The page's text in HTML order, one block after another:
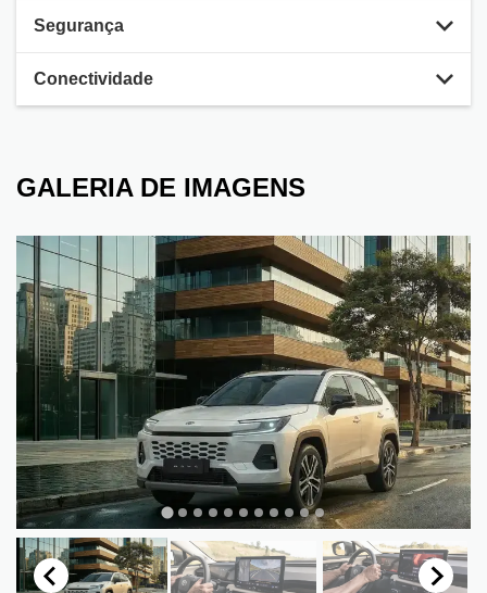
Segurança
Conectividade
GALERIA DE IMAGENS